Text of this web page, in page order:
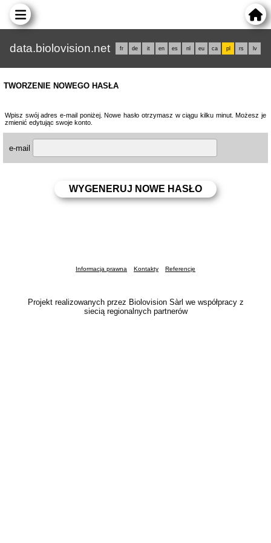
data.biolovision.net fr de it en es nl eu ca pl rs lv
TWORZENIE NOWEGO HASŁA
Wpisz swój adres e-mail poniżej. Nowe hasło otrzymasz w ciągu kilku minut. Możesz je
zmienić edytując swoje konto.
e-mail
Informacja prawna Kontakty Referencje
Projekt realizowanych przez Biolovision Sàrl we współpracy z
siecią regionalnych partnerów